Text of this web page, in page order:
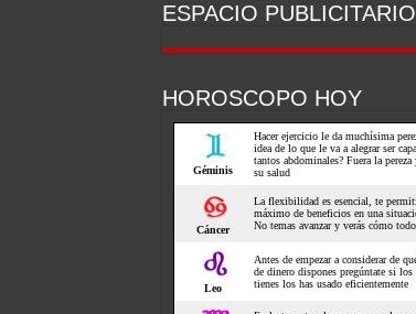
ESPACIO PUBLICITARIO
HOROSCOPO HOY